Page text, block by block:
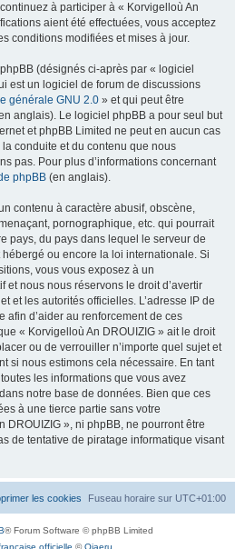
à participer à « Korvigelloù An
aient été effectuées, vous acceptez
conditions modifiées et mises à jour.
(désignés ci-après par « logiciel
est un logiciel de forum de discussions
générale GNU 2.0 » et qui peut être
anglais). Le logiciel phpBB a pour seul but
et phpBB Limited ne peut en aucun cas
conduite et du contenu que nous
pas. Pour plus d’informations concernant
phpBB (en anglais).
contenu à caractère abusif, obscène,
pornographique, etc. qui pourrait
pays, du pays dans lequel le serveur de
ou encore la loi internationale. Si
vous vous exposez à un
et nous nous réservons le droit d’avertir
et les autorités officielles. L’adresse IP de
afin d’aider au renforcement de ces
« Korvigelloù An DROUIZIG » ait le droit
ou de verrouiller n’importe quel sujet et
si nous estimons cela nécessaire. En tant
les informations que vous avez
notre base de données. Bien que ces
à une tierce partie sans votre
DROUIZIG », ni phpBB, ne pourront être
de tentative de piratage informatique visant
Fuseau horaire sur UTC+01:00
les cookies
® Forum Software © phpBB Limited
officielle ©Qiaeru